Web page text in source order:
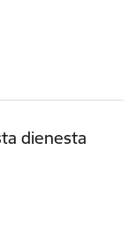
dienesta